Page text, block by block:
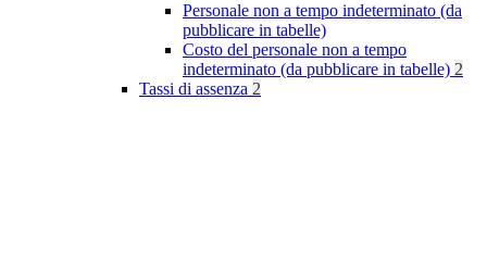
Personale non a tempo indeterminato (da
pubblicare in tabelle)
Costo del personale non a tempo
indeterminato (da pubblicare in tabelle) 2
Tassi di assenza 2